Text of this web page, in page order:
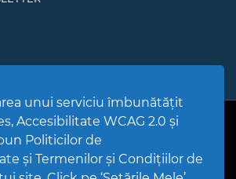
unui serviciu îmbunătățit
Accesibilitate WCAG 2.0 și
Politicilor de
și Termenilor și Condițiilor de
Website|Setări Cookies și Accesibilitate
Cookies|Politică de confidențialitate site
condiții de utilizare a site-ului